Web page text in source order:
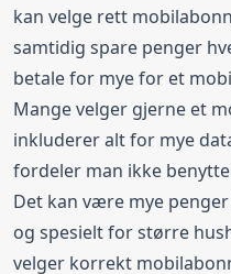
kan velge rett
samtidig spare penger
betale for mye for et
Mange velger gjerne et
inkluderer alt for mye
fordeler man ikke
Det kan være mye
og spesielt for større
velger korrekt